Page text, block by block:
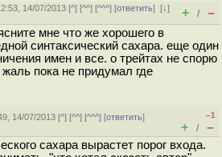
14/07/2013 [^] [^^] [^^^] [ответить][↓]
+ / –
мне что же хорошего в
синтаксический сахара. еще один
имен и все. о трейтах не спорю
пока не придумал где
14/07/2013 [^] [^^] [^^^] [ответить]
–1
+ / –
сахара вырастет порог входа.